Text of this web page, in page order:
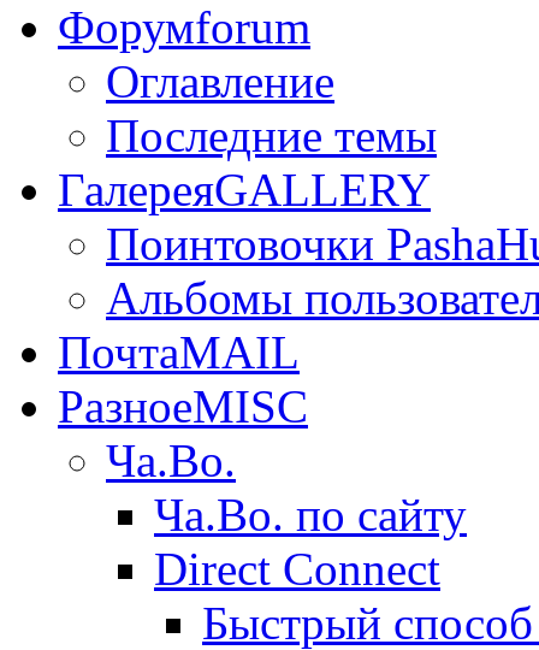
Форумforum
Оглавление
Последние темы
ГалереяGALLERY
Поинтовочки
Альбомы
ПочтаMAIL
РазноеMISC
Ча.Во.
Ча.Во. по сайту
Direct Connect
Быстрый